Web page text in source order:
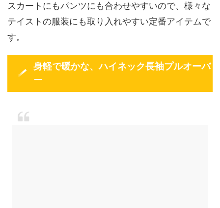
スカートにもパンツにも合わせやすいので、様々な
テイストの服装にも取り入れやすい定番アイテムで
す。
身軽で暖かな、ハイネック長袖プルオーバ
ー